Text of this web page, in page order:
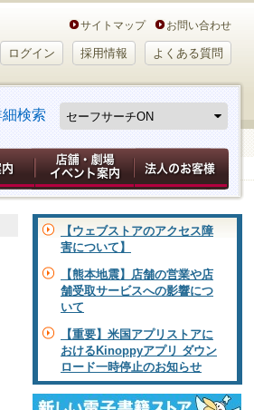
サイトマップ お問い合わせ
ログイン 採用情報 よくある質問
細検索
【ウェブストアのアクセス障
害について】
【熊本地震】店舗の営業や店
舗受取サービスへの影響につ
いて
【重要】米国アプリストアに
おけるKinoppyアプリ ダウン
ロード一時停止のお知らせ